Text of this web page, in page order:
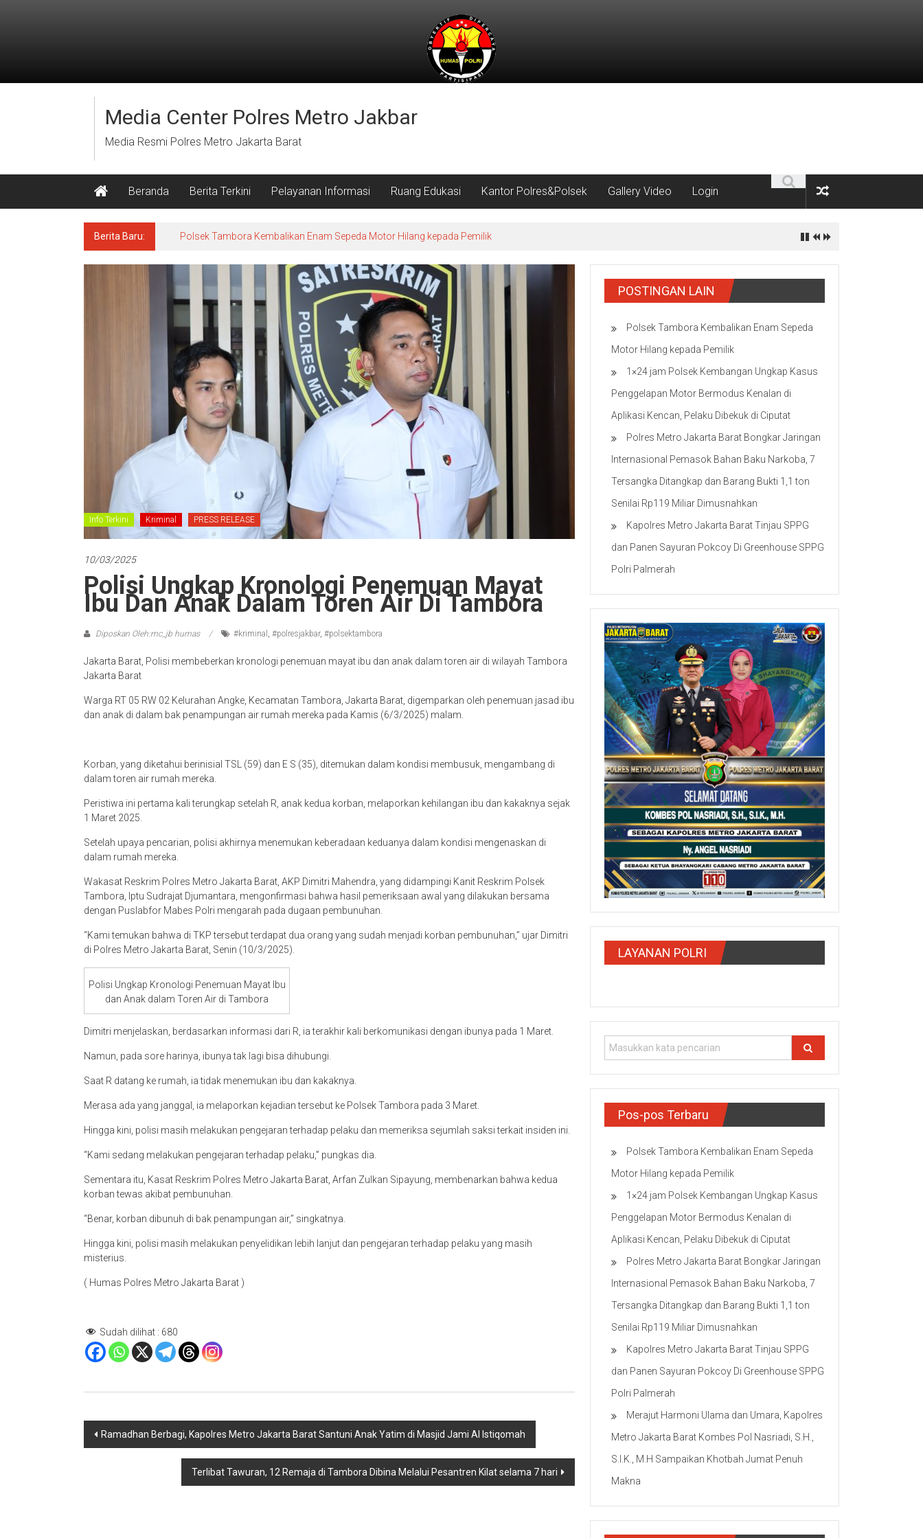
Media Center Polres Metro Jakbar
Media Resmi Polres Metro Jakarta Barat
Beranda Berita Terkini Pelayanan Informasi Ruang Edukasi Kantor Polres&Polsek Gallery Video Login
Berita Baru: Polsek Tambora Kembalikan Enam Sepeda Motor Hilang kepada Pemilik
Info Terkini Kriminal PRESS RELEASE
10/03/2025
Polisi Ungkap Kronologi Penemuan Mayat
Ibu Dan Anak Dalam Toren Air Di Tambora
Diposkan Oleh:mc_jb humas #kriminal , #polresjakbar, #polsektambora
Jakarta Barat, Polisi membeberkan kronologi penemuan mayat ibu dan anak dalam toren air di wilayah Tambora
Jakarta Barat
Warga RT 05 RW 02 Kelurahan Angke, Kecamatan Tambora, Jakarta Barat, digemparkan oleh penemuan jasad ibu
dan anak di dalam bak penampungan air rumah mereka pada Kamis (6/3/2025) malam.
Korban, yang diketahui berinisial TSL (59) dan E S (35), ditemukan dalam kondisi membusuk, mengambang di
dalam toren air rumah mereka.
Peristiwa ini pertama kali terungkap setelah R, anak kedua korban, melaporkan kehilangan ibu dan kakaknya sejak
1 Maret 2025.
Setelah upaya pencarian, polisi akhirnya menemukan keberadaan keduanya dalam kondisi mengenaskan di
dalam rumah mereka.
Wakasat Reskrim Polres Metro Jakarta Barat, AKP Dimitri Mahendra, yang didampingi Kanit Reskrim Polsek
Tambora, Iptu Sudrajat Djumantara, mengonfirmasi bahwa hasil pemeriksaan awal yang dilakukan bersama
dengan Puslabfor Mabes Polri mengarah pada dugaan pembunuhan.
“Kami temukan bahwa di TKP tersebut terdapat dua orang yang sudah menjadi korban pembunuhan,” ujar Dimitri
di Polres Metro Jakarta Barat, Senin (10/3/2025).
Polisi Ungkap Kronologi Penemuan Mayat Ibu
dan Anak dalam Toren Air di Tambora
Dimitri menjelaskan, berdasarkan informasi dari R, ia terakhir kali berkomunikasi dengan ibunya pada 1 Maret.
Namun, pada sore harinya, ibunya tak lagi bisa dihubungi.
Saat R datang ke rumah, ia tidak menemukan ibu dan kakaknya.
Merasa ada yang janggal, ia melaporkan kejadian tersebut ke Polsek Tambora pada 3 Maret.
Hingga kini, polisi masih melakukan pengejaran terhadap pelaku dan memeriksa sejumlah saksi terkait insiden ini.
“Kami sedang melakukan pengejaran terhadap pelaku,” pungkas dia.
Sementara itu, Kasat Reskrim Polres Metro Jakarta Barat, Arfan Zulkan Sipayung, membenarkan bahwa kedua
korban tewas akibat pembunuhan.
“Benar, korban dibunuh di bak penampungan air,” singkatnya.
Hingga kini, polisi masih melakukan penyelidikan lebih lanjut dan pengejaran terhadap pelaku yang masih
misterius.
( Humas Polres Metro Jakarta Barat )
Sudah dilihat : 680
Navigasi
Ramadhan Berbagi, Kapolres Metro Jakarta Barat Santuni Anak Yatim di Masjid Jami Al Istiqomah
Terlibat Tawuran, 12 Remaja di Tambora Dibina Melalui Pesantren Kilat selama 7 hari
POSTINGAN LAIN
Polsek Tambora Kembalikan Enam Sepeda
Motor Hilang kepada Pemilik
1×24 jam Polsek Kembangan Ungkap Kasus
Penggelapan Motor Bermodus Kenalan di
Aplikasi Kencan, Pelaku Dibekuk di Ciputat
Polres Metro Jakarta Barat Bongkar Jaringan
Internasional Pemasok Bahan Baku Narkoba, 7
Tersangka Ditangkap dan Barang Bukti 1,1 ton
Senilai Rp119 Miliar Dimusnahkan
Kapolres Metro Jakarta Barat Tinjau SPPG
dan Panen Sayuran Pokcoy Di Greenhouse SPPG
Polri Palmerah
LAYANAN POLRI
Pos-pos Terbaru
Polsek Tambora Kembalikan Enam Sepeda
Motor Hilang kepada Pemilik
1×24 jam Polsek Kembangan Ungkap Kasus
Penggelapan Motor Bermodus Kenalan di
Aplikasi Kencan, Pelaku Dibekuk di Ciputat
Polres Metro Jakarta Barat Bongkar Jaringan
Internasional Pemasok Bahan Baku Narkoba, 7
Tersangka Ditangkap dan Barang Bukti 1,1 ton
Senilai Rp119 Miliar Dimusnahkan
Kapolres Metro Jakarta Barat Tinjau SPPG
dan Panen Sayuran Pokcoy Di Greenhouse SPPG
Polri Palmerah
Merajut Harmoni Ulama dan Umara, Kapolres
Metro Jakarta Barat Kombes Pol Nasriadi, S.H.,
S.I.K., M.H Sampaikan Khotbah Jumat Penuh
Makna